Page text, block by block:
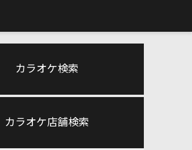
カラオケ検索
カラオケ店舗検索